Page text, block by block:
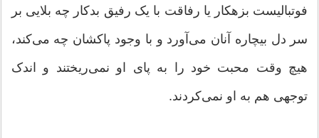
فوتبالیست بزهکار یا رفاقت با یک رفیق بدکار چه بلایی بر
سر دل بیچاره آنان می‌آورد و با وجود پاکشان چه می‌کند،
هیچ وقت محبت خود را به پای او نمی‌ریختند و اندک
توجهی هم به او نمی‌کردند.